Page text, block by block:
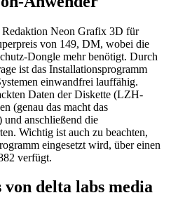
Redaktion Neon Grafix 3D für
von 149, DM, wobei die
Dongle mehr benötigt. Durch
ist das Installationsprogramm
einwandfrei lauffähig.
Daten der Diskette (LZH-
(genau das macht das
anschließend die
Wichtig ist auch zu beachten,
eingesetzt wird, über einen
verfügt.
delta labs media